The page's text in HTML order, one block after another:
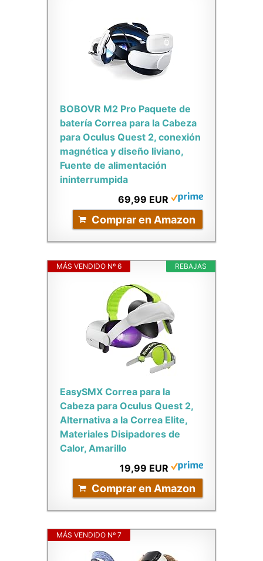
BOBOVR M2 Pro Paquete de
batería Correa para la Cabeza
para Oculus Quest 2, conexión
magnética y diseño liviano,
Fuente de alimentación
ininterrumpida
69,99 EUR
Comprar en Amazon
REBAJAS
MÁS VENDIDO Nº 6
EasySMX Correa para la
Cabeza para Oculus Quest 2,
Alternativa a la Correa Elite,
Materiales Disipadores de
Calor, Amarillo
19,99 EUR
Comprar en Amazon
MÁS VENDIDO Nº 7